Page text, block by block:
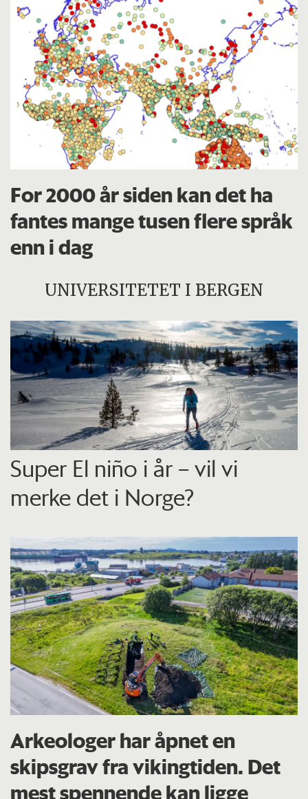
For 2000 år siden kan det ha
fantes mange tusen flere språk
enn i dag
UNIVERSITETET I BERGEN
Super El niño i år – vil vi
merke det i Norge?
Arkeologer har åpnet en
skipsgrav fra vikingtiden. Det
mest spennende kan ligge